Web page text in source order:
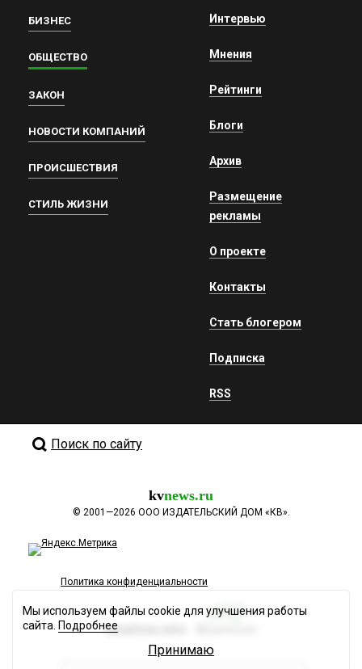
БИЗНЕС
ОБЩЕСТВО
ЗАКОН
НОВОСТИ КОМПАНИЙ
ПРОИСШЕСТВИЯ
СТИЛЬ ЖИЗНИ
Интервью
Мнения
Рейтинги
Блоги
Архив
Размещение
рекламы
О проекте
Контакты
Стать блогером
Подписка
RSS
Поиск по сайту
kvnews.ru
© 2001—2026 ООО ИЗДАТЕЛЬСКИЙ ДОМ «КВ».
Политика конфиденциальности
Разработка сайта
Мы используем файлы cookie для улучшения работы
сайта. Подробнее
Принимаю